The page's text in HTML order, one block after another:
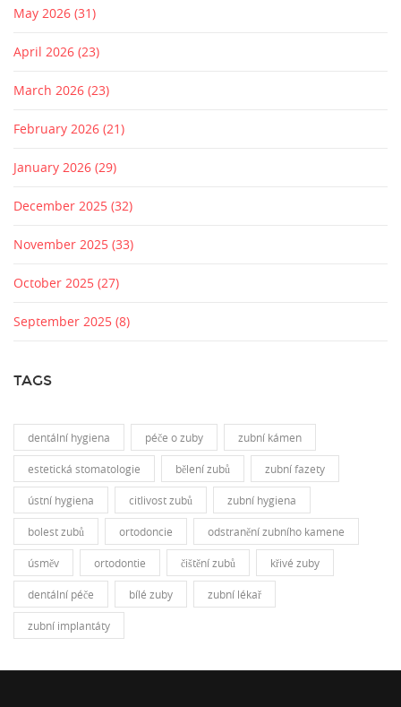
May 2026 (31)
April 2026 (23)
March 2026 (23)
February 2026 (21)
January 2026 (29)
December 2025 (32)
November 2025 (33)
October 2025 (27)
September 2025 (8)
TAGS
dentální hygiena péče o zuby zubní kámen
estetická stomatologie bělení zubů zubní fazety
ústní hygiena citlivost zubů zubní hygiena
bolest zubů ortodoncie odstranění zubního kamene
úsměv ortodontie čištění zubů křivé zuby
dentální péče bílé zuby zubní lékař
zubní implantáty